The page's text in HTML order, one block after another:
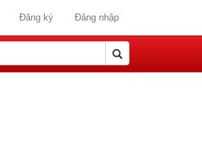
Đăng ký Đăng nhập